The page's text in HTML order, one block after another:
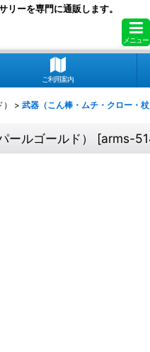
リーを専門に通販します。
メニュー
ご利用案内
> 武器（こん棒・ムチ・クロー・杖
ールゴールド） [arms-